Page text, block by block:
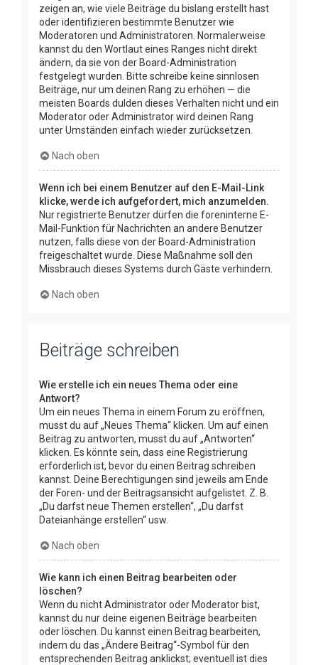
zeigen an, wie viele Beiträge du bislang erstellt hast
oder identifizieren bestimmte Benutzer wie
Moderatoren und Administratoren. Normalerweise
kannst du den Wortlaut eines Ranges nicht direkt
ändern, da sie von der Board-Administration
festgelegt wurden. Bitte schreibe keine sinnlosen
Beiträge, nur um deinen Rang zu erhöhen — die
meisten Boards dulden dieses Verhalten nicht und ein
Moderator oder Administrator wird deinen Rang
unter Umständen einfach wieder zurücksetzen.
Nach oben
Wenn ich bei einem Benutzer auf den E-Mail-Link
klicke, werde ich aufgefordert, mich anzumelden.
Nur registrierte Benutzer dürfen die foreninterne E-
Mail-Funktion für Nachrichten an andere Benutzer
nutzen, falls diese von der Board-Administration
freigeschaltet wurde. Diese Maßnahme soll den
Missbrauch dieses Systems durch Gäste verhindern.
Nach oben
Beiträge schreiben
Wie erstelle ich ein neues Thema oder eine
Antwort?
Um ein neues Thema in einem Forum zu eröffnen,
musst du auf „Neues Thema“ klicken. Um auf einen
Beitrag zu antworten, musst du auf „Antworten“
klicken. Es könnte sein, dass eine Registrierung
erforderlich ist, bevor du einen Beitrag schreiben
kannst. Deine Berechtigungen sind jeweils am Ende
der Foren- und der Beitragsansicht aufgelistet. Z. B.
„Du darfst neue Themen erstellen“, „Du darfst
Dateianhänge erstellen“ usw.
Nach oben
Wie kann ich einen Beitrag bearbeiten oder
löschen?
Wenn du nicht Administrator oder Moderator bist,
kannst du nur deine eigenen Beiträge bearbeiten
oder löschen. Du kannst einen Beitrag bearbeiten,
indem du das „Ändere Beitrag“-Symbol für den
entsprechenden Beitrag anklickst; eventuell ist dies